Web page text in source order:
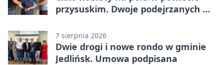
przysuskim. Dwoje podejrzanych w
7 sierpnia 2026
Dwie drogi i nowe rondo w gminie
Jedlińsk. Umowa podpisana